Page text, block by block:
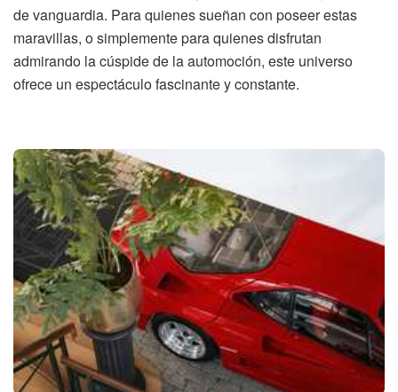
de vanguardia. Para quienes sueñan con poseer estas
maravillas, o simplemente para quienes disfrutan
admirando la cúspide de la automoción, este universo
ofrece un espectáculo fascinante y constante.